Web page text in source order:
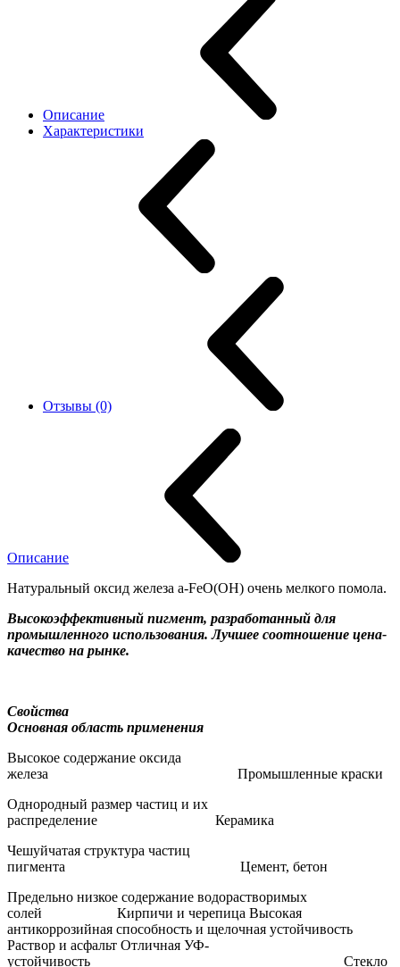
Описание
Характеристики
Отзывы (0)
Описание
Натуральный оксид железа a-FeO(ОН) очень мелкого помола.
Высокоэффективный пигмент, разработанный для
промышленного использования. Лучшее соотношение цена-
качество на рынке.
Основная область применения
Высокое содержание оксида
железа Промышленные краски
Однородный размер частиц и их
распределение Керамика
Чешуйчатая структура частиц
пигмента Цемент, бетон
Предельно низкое содержание водорастворимых
солей Кирпичи и черепица Высокая
антикоррозийная способность и щелочная устойчивость
Раствор и асфальт Отличная УФ-
устойчивость Стекло